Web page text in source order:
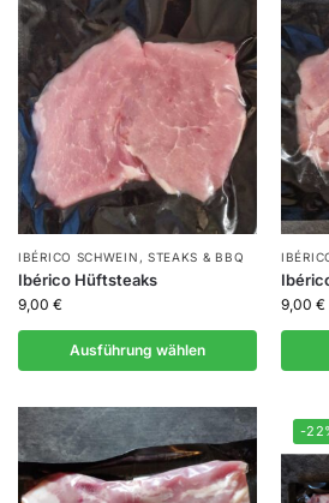
IBÉRICO SCHWEIN , STEAKS & BBQ
Ibérico Hüftsteaks
9,00 €
Ausführung wählen
9,00 €
-